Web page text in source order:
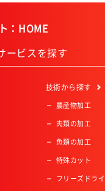
：HOME
ービスを探す
技術から探す
農産物加工
肉類の加工
魚類の加工
特殊カット
フリーズドライ